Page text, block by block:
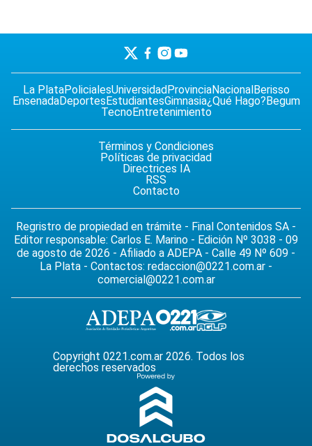
La PlataPolicialesUniversidad ProvinciaNacional Berisso
EnsenadaDeportes EstudiantesGimnasia¿Qué Hago? Begum
TecnoEntretenimiento
Términos y Condiciones
Políticas de privacidad
Directrices IA
RSS
Contacto
Regristro de propiedad en trámite - Final Contenidos SA -
Editor responsable: Carlos E. Marino - Edición Nº 3038 - 09
de agosto de 2026 - Afiliado a ADEPA - Calle 49 Nº 609 -
La Plata - Contactos: redaccion@0221.com.ar -
comercial@0221.com.ar
Copyright 0221.com.ar 2026. Todos los
derechos reservados